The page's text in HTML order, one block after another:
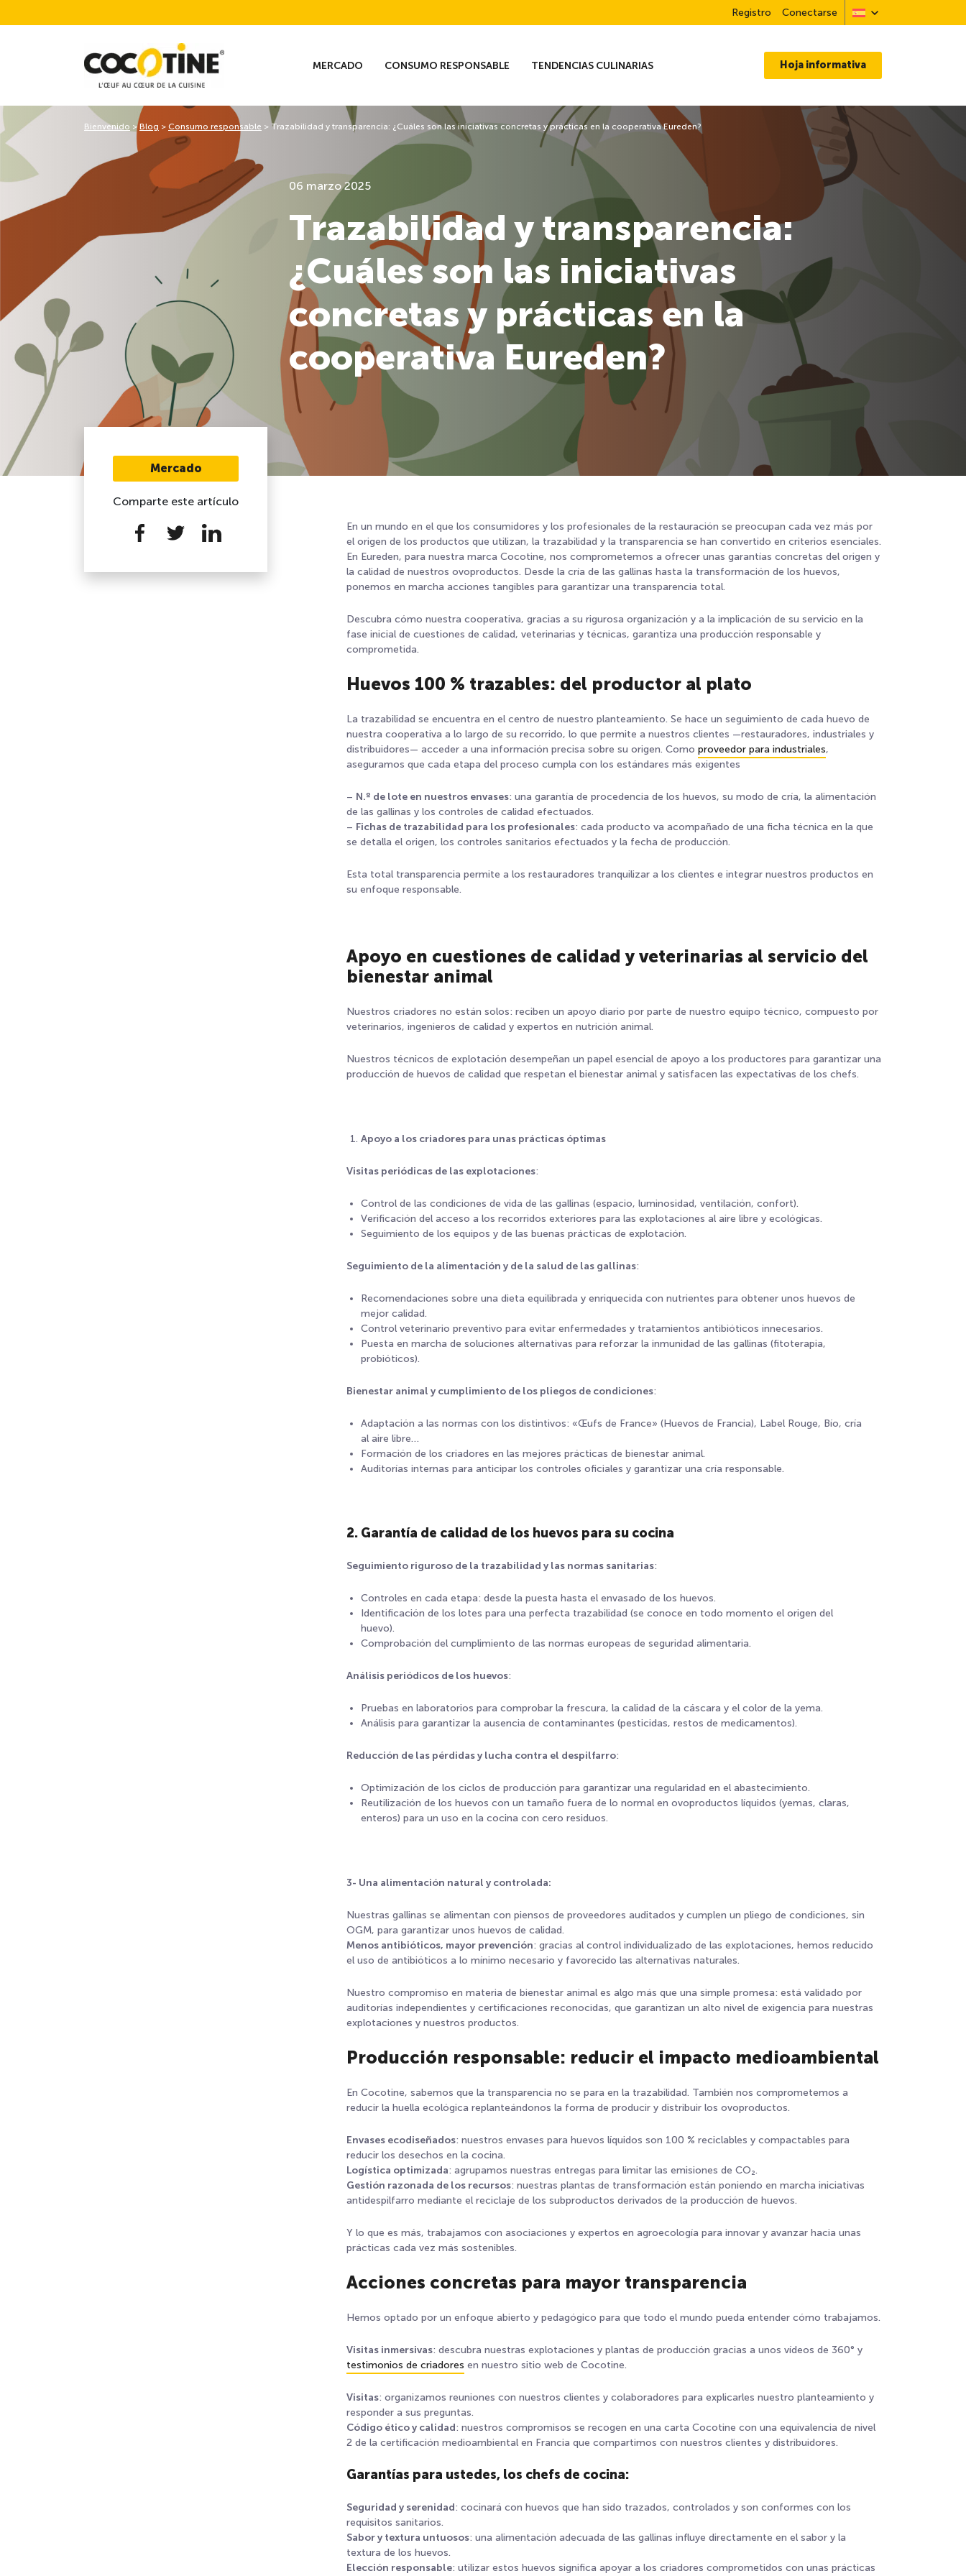
Registro Conectarse
MERCADO CONSUMO RESPONSABLE TENDENCIAS CULINARIAS Hoja informativa
06 marzo 2025
Trazabilidad y transparencia:
¿Cuáles son las iniciativas
concretas y prácticas en la
cooperativa Eureden?
Bienvenido >Blog > Consumo responsable > Trazabilidad y transparencia: ¿Cuáles son las iniciativas concretas y prácticas en la cooperativa Eureden?
Mercado
Comparte este artículo
En un mundo en el que los consumidores y los profesionales de la restauración se preocupan cada vez más por
el origen de los productos que utilizan, la trazabilidad y la transparencia se han convertido en criterios esenciales.
En Eureden, para nuestra marca Cocotine, nos comprometemos a ofrecer unas garantías concretas del origen y
la calidad de nuestros ovoproductos. Desde la cría de las gallinas hasta la transformación de los huevos,
ponemos en marcha acciones tangibles para garantizar una transparencia total.
Descubra cómo nuestra cooperativa, gracias a su rigurosa organización y a la implicación de su servicio en la
fase inicial de cuestiones de calidad, veterinarias y técnicas, garantiza una producción responsable y
comprometida.
Huevos 100 % trazables: del productor al plato
La trazabilidad se encuentra en el centro de nuestro planteamiento. Se hace un seguimiento de cada huevo de
nuestra cooperativa a lo largo de su recorrido, lo que permite a nuestros clientes —restauradores, industriales y
distribuidores— acceder a una información precisa sobre su origen. Como proveedor para industriales,
aseguramos que cada etapa del proceso cumpla con los estándares más exigentes
– N.º de lote en nuestros envases: una garantía de procedencia de los huevos, su modo de cría, la alimentación
de las gallinas y los controles de calidad efectuados.
– Fichas de trazabilidad para los profesionales: cada producto va acompañado de una ficha técnica en la que
se detalla el origen, los controles sanitarios efectuados y la fecha de producción.
Esta total transparencia permite a los restauradores tranquilizar a los clientes e integrar nuestros productos en
su enfoque responsable.
Apoyo en cuestiones de calidad y veterinarias al servicio del
bienestar animal
Nuestros criadores no están solos: reciben un apoyo diario por parte de nuestro equipo técnico, compuesto por
veterinarios, ingenieros de calidad y expertos en nutrición animal.
Nuestros técnicos de explotación desempeñan un papel esencial de apoyo a los productores para garantizar una
producción de huevos de calidad que respetan el bienestar animal y satisfacen las expectativas de los chefs.
Apoyo a los criadores para unas prácticas óptimas
Visitas periódicas de las explotaciones:
Control de las condiciones de vida de las gallinas (espacio, luminosidad, ventilación, confort).
Verificación del acceso a los recorridos exteriores para las explotaciones al aire libre y ecológicas.
Seguimiento de los equipos y de las buenas prácticas de explotación.
Seguimiento de la alimentación y de la salud de las gallinas:
Recomendaciones sobre una dieta equilibrada y enriquecida con nutrientes para obtener unos huevos de
mejor calidad.
Control veterinario preventivo para evitar enfermedades y tratamientos antibióticos innecesarios.
Puesta en marcha de soluciones alternativas para reforzar la inmunidad de las gallinas (fitoterapia,
probióticos).
Bienestar animal y cumplimiento de los pliegos de condiciones:
Adaptación a las normas con los distintivos: «Œufs de France» (Huevos de Francia), Label Rouge, Bío, cría
al aire libre…
Formación de los criadores en las mejores prácticas de bienestar animal.
Auditorías internas para anticipar los controles oficiales y garantizar una cría responsable.
2. Garantía de calidad de los huevos para su cocina
Seguimiento riguroso de la trazabilidad y las normas sanitarias:
Controles en cada etapa: desde la puesta hasta el envasado de los huevos.
Identificación de los lotes para una perfecta trazabilidad (se conoce en todo momento el origen del
huevo).
Comprobación del cumplimiento de las normas europeas de seguridad alimentaria.
Análisis periódicos de los huevos:
Pruebas en laboratorios para comprobar la frescura, la calidad de la cáscara y el color de la yema.
Análisis para garantizar la ausencia de contaminantes (pesticidas, restos de medicamentos).
Reducción de las pérdidas y lucha contra el despilfarro:
Optimización de los ciclos de producción para garantizar una regularidad en el abastecimiento.
Reutilización de los huevos con un tamaño fuera de lo normal en ovoproductos líquidos (yemas, claras,
enteros) para un uso en la cocina con cero residuos.
3- Una alimentación natural y controlada:
Nuestras gallinas se alimentan con piensos de proveedores auditados y cumplen un pliego de condiciones, sin
OGM, para garantizar unos huevos de calidad.
Menos antibióticos, mayor prevención: gracias al control individualizado de las explotaciones, hemos reducido
el uso de antibióticos a lo mínimo necesario y favorecido las alternativas naturales.
Nuestro compromiso en materia de bienestar animal es algo más que una simple promesa: está validado por
auditorías independientes y certificaciones reconocidas, que garantizan un alto nivel de exigencia para nuestras
explotaciones y nuestros productos.
Producción responsable: reducir el impacto medioambiental
En Cocotine, sabemos que la transparencia no se para en la trazabilidad. También nos comprometemos a
reducir la huella ecológica replanteándonos la forma de producir y distribuir los ovoproductos.
Envases ecodiseñados: nuestros envases para huevos líquidos son 100 % reciclables y compactables para
reducir los desechos en la cocina.
Logística optimizada: agrupamos nuestras entregas para limitar las emisiones de CO₂.
Gestión razonada de los recursos: nuestras plantas de transformación están poniendo en marcha iniciativas
antidespilfarro mediante el reciclaje de los subproductos derivados de la producción de huevos.
Y lo que es más, trabajamos con asociaciones y expertos en agroecología para innovar y avanzar hacia unas
prácticas cada vez más sostenibles.
Acciones concretas para mayor transparencia
Hemos optado por un enfoque abierto y pedagógico para que todo el mundo pueda entender cómo trabajamos.
Visitas inmersivas: descubra nuestras explotaciones y plantas de producción gracias a unos vídeos de 360° y
testimonios de criadores en nuestro sitio web de Cocotine.
Visitas: organizamos reuniones con nuestros clientes y colaboradores para explicarles nuestro planteamiento y
responder a sus preguntas.
Código ético y calidad: nuestros compromisos se recogen en una carta Cocotine con una equivalencia de nivel
2 de la certificación medioambiental en Francia que compartimos con nuestros clientes y distribuidores.
Garantías para ustedes, los chefs de cocina:
Seguridad y serenidad: cocinará con huevos que han sido trazados, controlados y son conformes con los
requisitos sanitarios.
Sabor y textura untuosos: una alimentación adecuada de las gallinas influye directamente en el sabor y la
textura de los huevos.
Elección responsable: utilizar estos huevos significa apoyar a los criadores comprometidos con unas prácticas